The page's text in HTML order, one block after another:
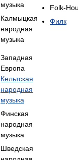
музыка
Калмыцкая
народная
музыка
Западная
Европа
Кельтская
народная
музыка
Финская
народная
музыка
Шведская
Folk-
Филк